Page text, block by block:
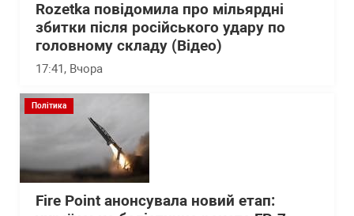
Rozetka повідомила про мільярдні
збитки після російського удару по
головному складу (Відео)
17:41, Вчора
Політика
Fire Point анонсувала новий етап: